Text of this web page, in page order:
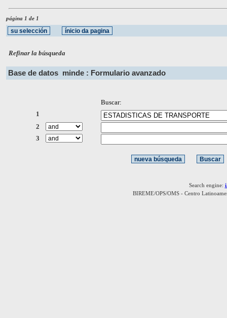
página 1 de 1
Refinar la búsqueda
Base de datos minde : Formulario avanzado
Buscar:
1
2
3
Search engine:
BIREME/OPS/OMS - Centro